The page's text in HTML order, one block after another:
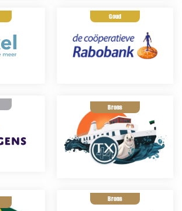
Goud
Brons
Brons